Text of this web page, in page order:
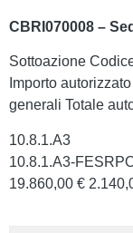
CBRI070008 –
Sottoazione
Importo
generali Totale
10.8.1.A3
10.8.1.A3-
19.860,00 €